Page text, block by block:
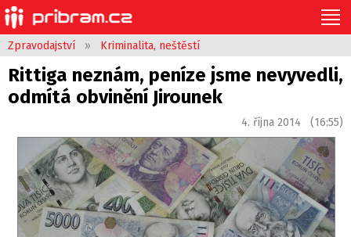
Zpravodajství » Kriminalita, neštěstí
Rittiga neznám, peníze jsme nevyvedli,
odmítá obvinění Jirounek
4. října 2014 (16:55)